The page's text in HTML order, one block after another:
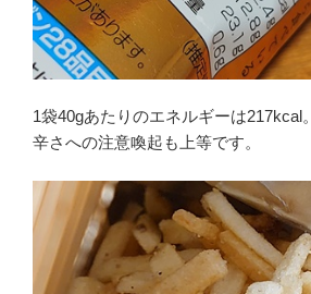
1袋40gあたりのエネルギーは217kcal。
辛さへの注意喚起も上等です。